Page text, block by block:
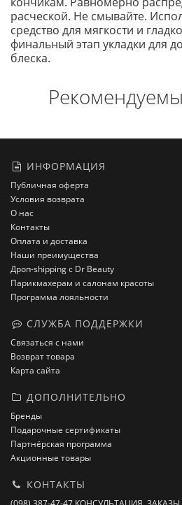
расческой. Не смывайте.
средство для мягкости и
финальный этап укладки для
блеска.
ИНФОРМАЦИЯ
Публичная оферта
Условия возврата
О нас
Контакты
Оплата и доставка
Наши преимущества
Дроп-shipping с Dr Beauty
Парикмахерам и салонам красоты
Программа лояльности
СЛУЖБА ПОДДЕРЖКИ
Связаться с нами
Возврат товара
Карта сайта
ДОПОЛНИТЕЛЬНО
Бренды
Подарочные сертификаты
Партнёрская программа
Акционные товары
КОНТАКТЫ